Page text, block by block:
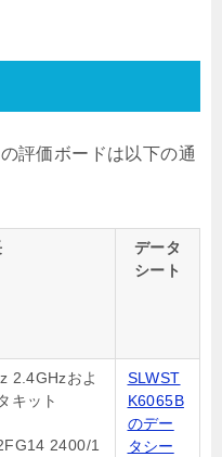
評価ボードは以下の通
データ
シート
2.4GHzおよ
キット
2400/1
SLWST
K6065B
のデー
タシー